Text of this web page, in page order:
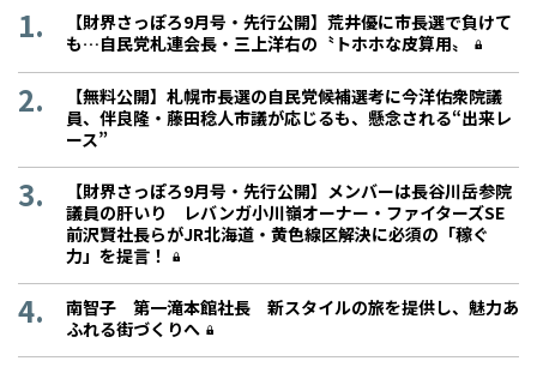
【財界さっぽろ9月号・先行公開】荒井優に市長選で負けて
も…自民党札連会長・三上洋右の〝トホホな皮算用〟
【無料公開】札幌市長選の自民党候補選考に今洋佑衆院議
員、伴良隆・藤田稔人市議が応じるも、懸念される“出来レ
ース”
【財界さっぽろ9月号・先行公開】メンバーは長谷川岳参院
議員の肝いり レバンガ小川嶺オーナー・ファイターズSE
前沢賢社長らがJR北海道・黄色線区解決に必須の「稼ぐ
力」を提言！
南智子 第一滝本館社長 新スタイルの旅を提供し、魅力あ
ふれる街づくりへ